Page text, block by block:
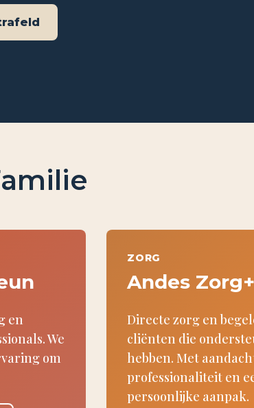
en
We
om
ZORG
Andes Zorg+
Directe zorg en
cliënten die
hebben. Met
professionaliteit en
persoonlijke aanpak.